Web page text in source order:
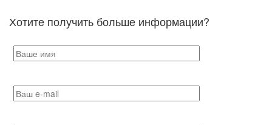
Хотите получить больше информации?